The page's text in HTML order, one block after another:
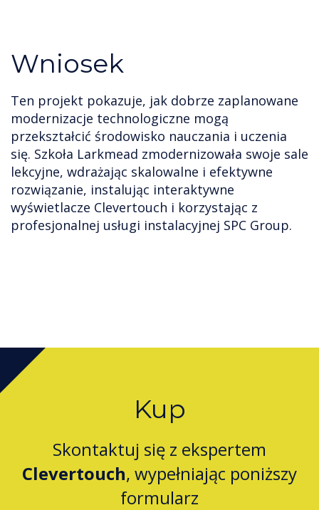
Wniosek
Ten projekt pokazuje, jak dobrze zaplanowane
modernizacje technologiczne mogą
przekształcić środowisko nauczania i uczenia
się. Szkoła Larkmead zmodernizowała swoje sale
lekcyjne, wdrażając skalowalne i efektywne
rozwiązanie, instalując interaktywne
wyświetlacze Clevertouch i korzystając z
profesjonalnej usługi instalacyjnej SPC Group.
Kup
Skontaktuj się z ekspertem
Clevertouch, wypełniając poniższy
formularz